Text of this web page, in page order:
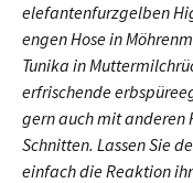
elefantenfurzgelben
engen Hose in
Tunika in
erfrischende
gern auch mit anderen
Schnitten. Lassen Sie
einfach die Reaktion